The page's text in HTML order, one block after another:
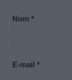
Nom *
E-mail *